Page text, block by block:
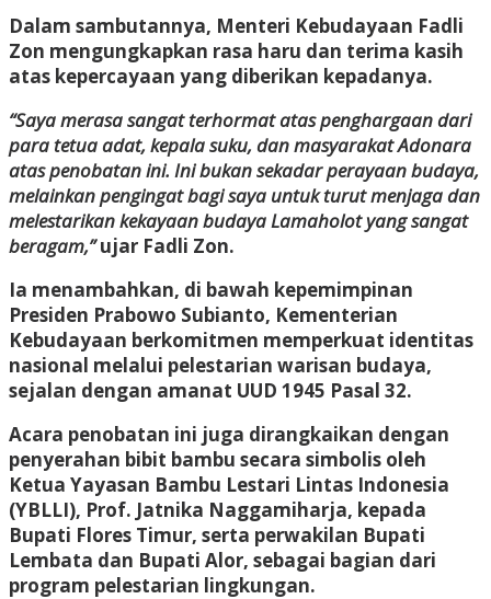
Dalam sambutannya, Menteri Kebudayaan Fadli
Zon mengungkapkan rasa haru dan terima kasih
atas kepercayaan yang diberikan kepadanya.
“Saya merasa sangat terhormat atas penghargaan dari
para tetua adat, kepala suku, dan masyarakat Adonara
atas penobatan ini. Ini bukan sekadar perayaan budaya,
melainkan pengingat bagi saya untuk turut menjaga dan
melestarikan kekayaan budaya Lamaholot yang sangat
beragam,”ujar Fadli Zon.
Ia menambahkan, di bawah kepemimpinan
Presiden Prabowo Subianto, Kementerian
Kebudayaan berkomitmen memperkuat identitas
nasional melalui pelestarian warisan budaya,
sejalan dengan amanat UUD 1945 Pasal 32.
Acara penobatan ini juga dirangkaikan dengan
penyerahan bibit bambu secara simbolis oleh
Ketua Yayasan Bambu Lestari Lintas Indonesia
(YBLLI), Prof. Jatnika Naggamiharja, kepada
Bupati Flores Timur, serta perwakilan Bupati
Lembata dan Bupati Alor, sebagai bagian dari
program pelestarian lingkungan.